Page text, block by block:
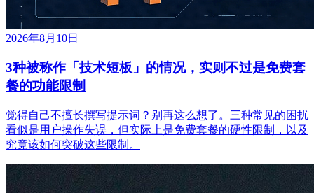
2026年8月10日
3种被称作「技术短板」的情况，实则不过是免费套
餐的功能限制
觉得自己不擅长撰写提示词？别再这么想了。三种常见的困扰
看似是用户操作失误，但实际上是免费套餐的硬性限制，以及
究竟该如何突破这些限制。